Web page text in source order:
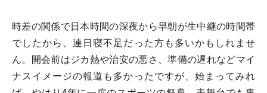
時差の関係で日本時間の深夜から早朝が生中継の時間帯
でしたから、連日寝不足だった方も多いかもしれませ
ん。開会前はジカ熱や治安の悪さ、準備の遅れなどマイ
ナスイメージの報道も多かったですが、始まってみれ